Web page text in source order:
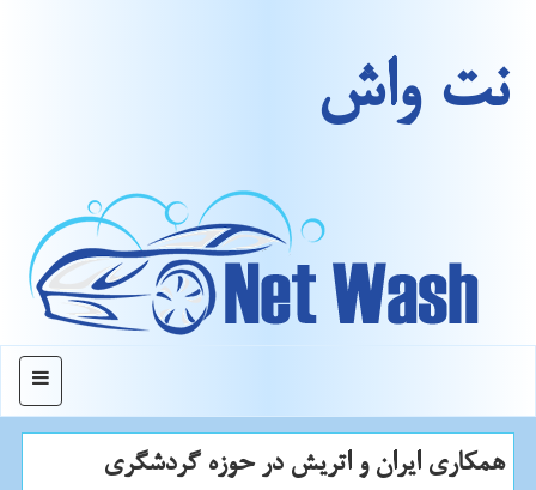
نت واش
منو
همكاری ایران و اتریش در حوزه گردشگری